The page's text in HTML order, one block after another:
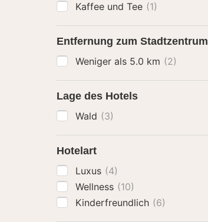
Kaffee und Tee (1)
Entfernung zum Stadtzentrum
Weniger als 5.0 km (2)
Lage des Hotels
Wald (3)
Hotelart
Luxus (4)
Wellness (10)
Kinderfreundlich (6)